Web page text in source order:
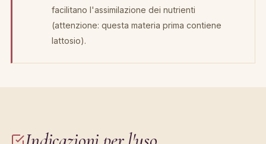
facilitano l'assimilazione dei nutrienti
(attenzione: questa materia prima contiene
lattosio).